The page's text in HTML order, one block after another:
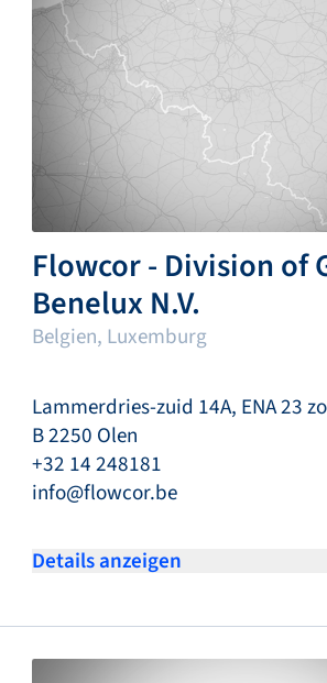
Flowcor - Division of
Benelux N.V.
Belgien, Luxemburg
Lammerdries-zuid 14A, ENA 23
B 2250 Olen
+32 14 248181
info@flowcor.be
Details anzeigen